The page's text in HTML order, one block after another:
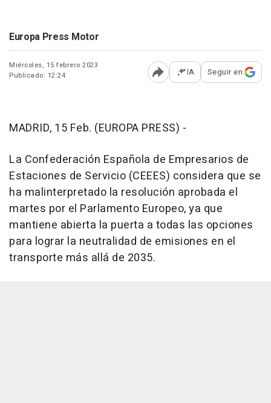
Europa Press Motor
Miércoles, 15 febrero 2023
Publicado: 12:24
Abrir opciones para
IA Seguir en
MADRID, 15 Feb. (EUROPA PRESS) -
La Confederación Española de Empresarios de
Estaciones de Servicio (CEEES) considera que se
ha malinterpretado la resolución aprobada el
martes por el Parlamento Europeo, ya que
mantiene abierta la puerta a todas las opciones
para lograr la neutralidad de emisiones en el
transporte más allá de 2035.